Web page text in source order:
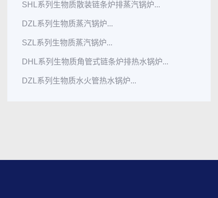
SHL系列生物质散装链条炉排蒸汽锅炉...
DZL系列生物质蒸汽锅炉...
SZL系列生物质蒸汽锅炉...
DHL系列生物质角管式链条炉排热水锅炉...
DZL系列生物质水火管热水锅炉...